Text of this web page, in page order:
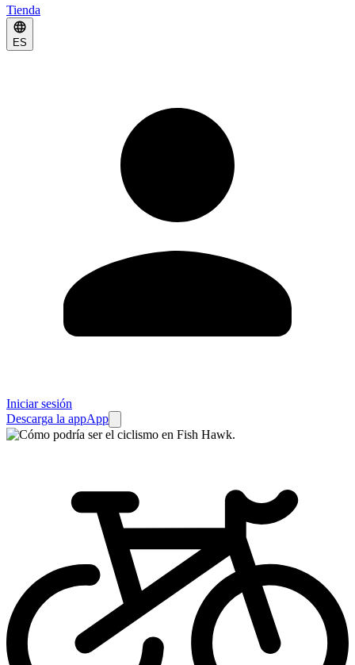
Tienda
ES
Iniciar sesión
Descarga la appApp